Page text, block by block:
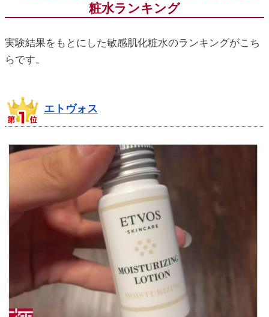
粧水ランキング
実験結果をもとにした敏感肌化粧水のランキングがこち
らです。
エトヴォス